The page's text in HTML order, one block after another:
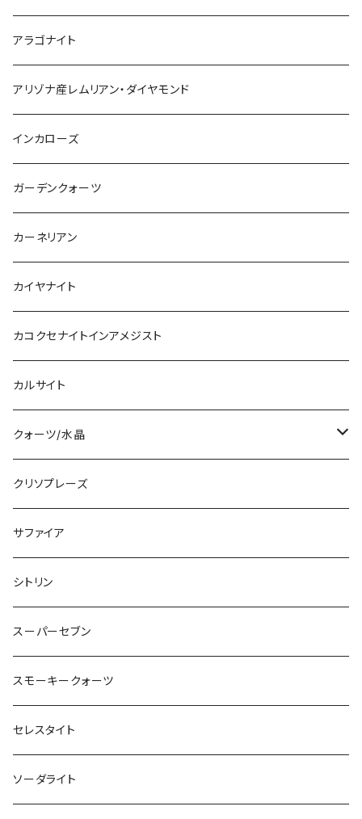
アラゴナイト
アリゾナ産レムリアン・ダイヤモンド
インカローズ
ガーデンクォーツ
カーネリアン
カイヤナイト
カコクセナイトインアメジスト
カルサイト
クォーツ/水晶
ブラジル産
コロンビア産
ヒマラヤ産
レムリアンクォーツ
クリソプレーズ
サファイア
シトリン
スーパーセブン
スモーキークォーツ
セレスタイト
ソーダライト